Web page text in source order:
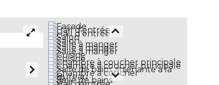
2/23 HALL D'ENTRÉE